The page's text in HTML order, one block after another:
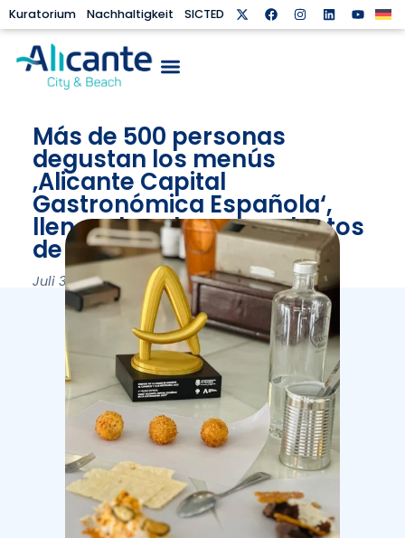
Kuratorium Nachhaltigkeit SICTED
Más de 500 personas
degustan los menús
‚Alicante Capital
Gastronómica Española‘,
llenos de sabor y productos
de la Terreta
Juli 31, 2025